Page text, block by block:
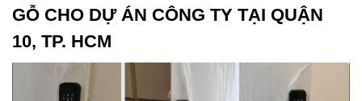
GỖ CHO DỰ ÁN CÔNG TY TẠI QUẬN
10, TP. HCM